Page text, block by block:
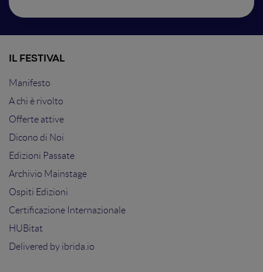
IL FESTIVAL
Manifesto
A chi è rivolto
Offerte attive
Dicono di Noi
Edizioni Passate
Archivio Mainstage
Ospiti Edizioni
Certificazione Internazionale
HUBitat
Delivered by ibrida.io